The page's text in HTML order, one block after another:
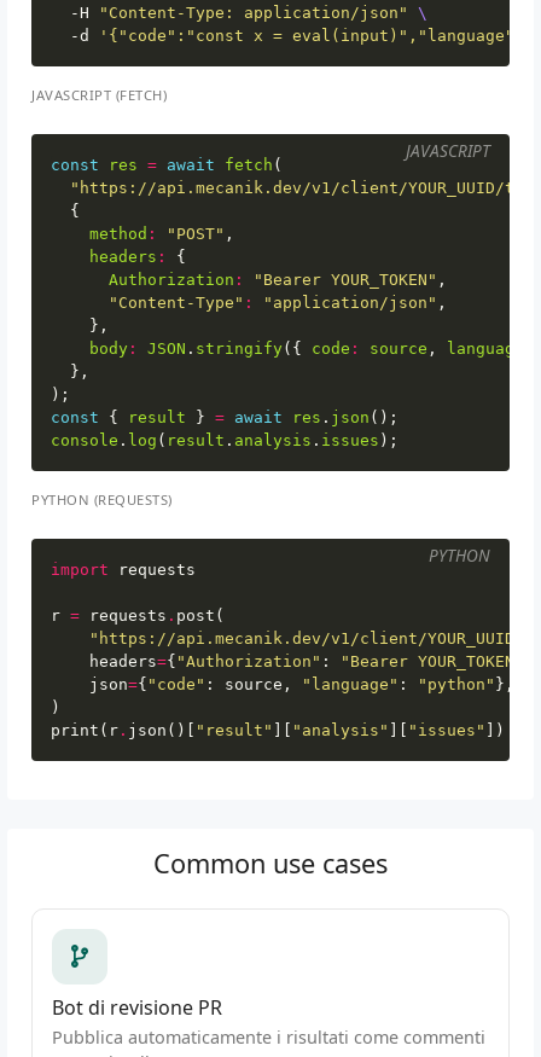
  -H
"Content-Type: application/json"
  -d
'{"code":"const x =
JAVASCRIPT (FETCH)
const res = await fetch (
"https://api.mecanik.dev/v1/client/YOUR_UUID/
{
method : "POST" ,
headers :
{
Authorization : "Bearer YOUR_TOKEN" ,
"Content-Type" : "application/json" ,
},
body : JSON . stringify({ code : source , language
},
);
const
{ result } = await res . json ();
console . log ( result . analysis . issues );
JAVASCRIPT
PYTHON (REQUESTS)
import requests
r = requests . post (
"https://api.mecanik.dev/v1/client/YOUR_UUID/
headers={ "Authorization" : "Bearer YOUR_TOKEN"
json={ "code" : source , "language" : "python" },
)
print ( r . json ()[ "result" ][ "analysis" ][ "issues" ])
PYTHON
Common use cases
Bot di revisione PR
Pubblica automaticamente i risultati come commenti